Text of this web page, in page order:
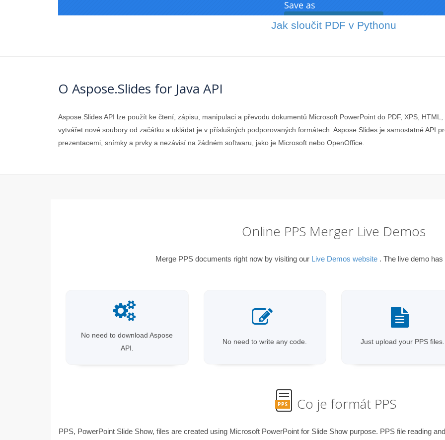
Jak sloučit PDF v Pythonu
O Aspose.Slides for Java API
Aspose.Slides API lze použít ke čtení, zápisu, manipulaci a převodu dokumentů Microsoft PowerPoint do PDF, XPS,
vytvářet nové soubory od začátku a ukládat je v příslušných podporovaných formátech. Aspose.Slides je samostatné API
prezentacemi, snímky a prvky a nezávisí na žádném softwaru, jako je Microsoft nebo OpenOffice.
Online PPS Merger Live Demos
Merge PPS documents right now by visiting our Live Demos website . The live demo
No need to download Aspose
API.
No need to write any code. Just upload your PPS files.
PPS Co je formát PPS
PPS, PowerPoint Slide Show, files are created using Microsoft PowerPoint for Slide Show purpose. PPS file reading